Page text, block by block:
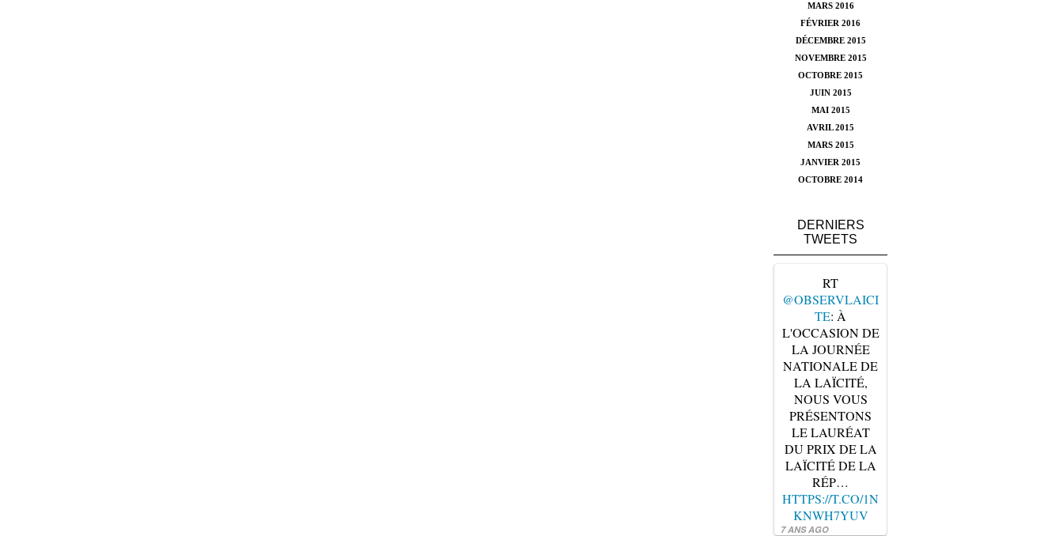
MARS 2016
FÉVRIER 2016
DÉCEMBRE 2015
NOVEMBRE 2015
OCTOBRE 2015
JUIN 2015
MAI 2015
AVRIL 2015
MARS 2015
JANVIER 2015
OCTOBRE 2014
DERNIERS
TWEETS
RT
@OBSERVLAICI
TE: À
L'OCCASION DE
LA JOURNÉE
NATIONALE DE
LA LAÏCITÉ,
NOUS VOUS
PRÉSENTONS
LE LAURÉAT
DU PRIX DE LA
LAÏCITÉ DE LA
RÉP…
HTTPS://T.CO/1N
KNWH7YUV
7 ANS AGO